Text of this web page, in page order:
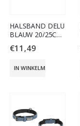
HALSBAND DELU
BLAUW 20/25CM
10MM
€11,49
IN WINKELMAND